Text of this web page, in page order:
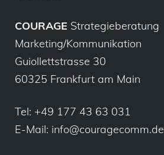
COURAGE Strategieberatung
Marketing/Kommunikation
Guiollettstrasse 30
60325 Frankfurt am Main
Tel: +49 177 43 63 031
E-Mail: info@couragecomm.de